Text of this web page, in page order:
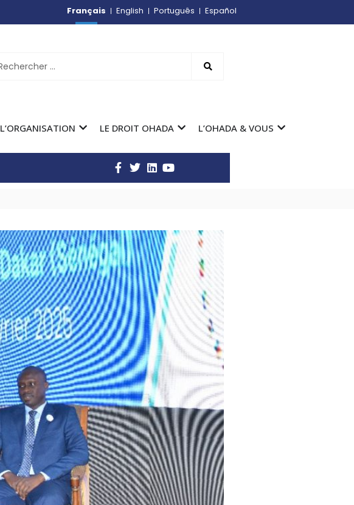
Français English Português Español
L’ORGANISATION LE DROIT OHADA L’OHADA & VOUS